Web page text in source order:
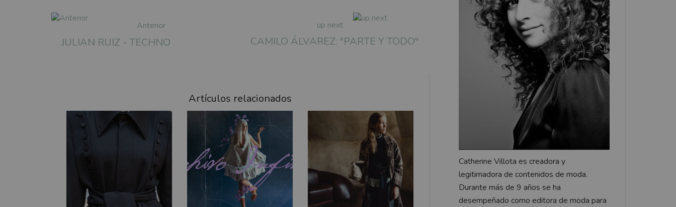
Anterior
JULIAN RUIZ - TECHNO
up next
CAMILO ÁLVAREZ: "PARTE Y TODO"
Artículos relacionados
Catherine Villota es creadora y
legitimadora de contenidos de moda.
Durante más de 9 años se ha
desempeñado como editora de moda para